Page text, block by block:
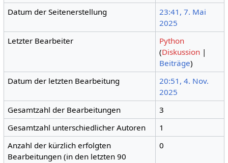
Datum der Seitenerstellung
23:41, 7. Mai
2025
Letzter Bearbeiter
Python
(Diskussion |
Beiträge)
Datum der letzten Bearbeitung
20:51, 4. Nov.
2025
Gesamtzahl der Bearbeitungen
3
Gesamtzahl unterschiedlicher Autoren
1
Anzahl der kürzlich erfolgten
Bearbeitungen (in den letzten 90
0